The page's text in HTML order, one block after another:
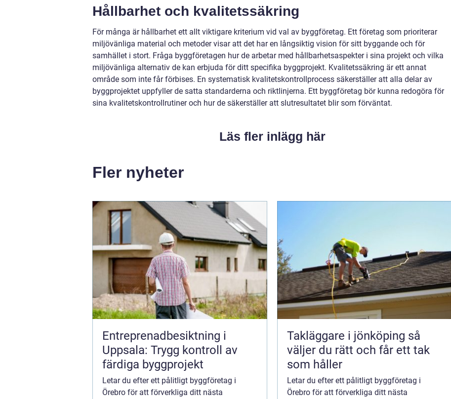
Hållbarhet och kvalitetssäkring
För många är hållbarhet ett allt viktigare kriterium vid val av byggföretag. Ett företag som prioriterar
miljövänliga material och metoder visar att det har en långsiktig vision för sitt byggande och för
samhället i stort. Fråga byggföretagen hur de arbetar med hållbarhetsaspekter i sina projekt och vilka
miljövänliga alternativ de kan erbjuda för ditt specifika byggprojekt. Kvalitetssäkring är ett annat
område som inte får förbises. En systematisk kvalitetskontrollprocess säkerställer att alla delar av
byggprojektet uppfyller de satta standarderna och riktlinjerna. Ett byggföretag bör kunna redogöra för
sina kvalitetskontrollrutiner och hur de säkerställer att slutresultatet blir som förväntat.
Läs fler inlägg här
Fler nyheter
Entreprenadbesiktning i
Uppsala: Trygg kontroll av
färdiga byggprojekt
Letar du efter ett pålitligt byggföretag i
Örebro för att förverkliga ditt nästa
Takläggare i jönköping så
väljer du rätt och får ett tak
som håller
Letar du efter ett pålitligt byggföretag i
Örebro för att förverkliga ditt nästa